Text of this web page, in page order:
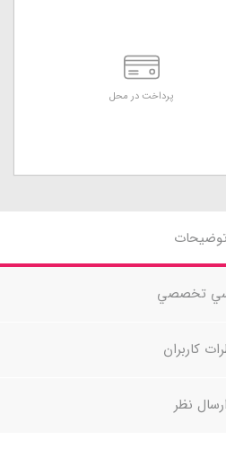
پرداخت در محل
تخصصي
کاربران
ارسال نظر